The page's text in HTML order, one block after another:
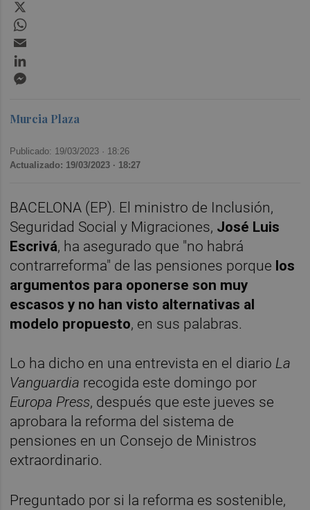
Murcia Plaza
Publicado: 19/03/2023 · 18:26
Actualizado: 19/03/2023 · 18:27
BACELONA (EP). El ministro de Inclusión,
Seguridad Social y Migraciones, José Luis
Escrivá, ha asegurado que "no habrá
contrarreforma" de las pensiones porque los
argumentos para oponerse son muy
escasos y no han visto alternativas al
modelo propuesto, en sus palabras.
Lo ha dicho en una entrevista en el diario La
Vanguardia recogida este domingo por
Europa Press, después que este jueves se
aprobara la reforma del sistema de
pensiones en un Consejo de Ministros
extraordinario.
Preguntado por si la reforma es sostenible,